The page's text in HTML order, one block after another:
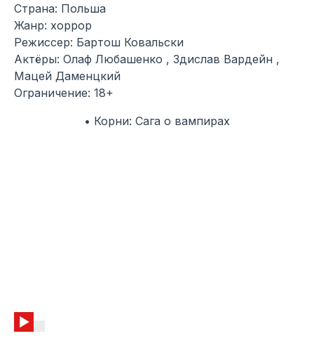
Страна: Польша
Жанр: хоррор
Режиссер: Бартош Ковальски
Актёры: Олаф Любашенко , Здислав Вардейн ,
Мацей Даменцкий
Ограничение: 18+
• Корни: Сага о вампирах